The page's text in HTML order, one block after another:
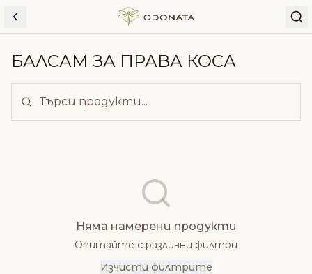
Skip to content
БАЛСАМ ЗА ПРАВА КОСА
Няма намерени продукти
Опитайте с различни филтри
Изчисти филтрите